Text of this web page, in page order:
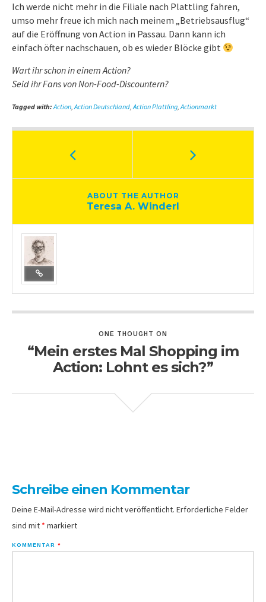
Ich werde nicht mehr in die Filiale nach Plattling fahren,
umso mehr freue ich mich nach meinem „Betriebsausflug“
auf die Eröffnung von Action in Passau. Dann kann ich
einfach öfter nachschauen, ob es wieder Blöcke gibt
Wart ihr schon in einem Action?
Seid ihr Fans von Non-Food-Discountern?
Tagged with: Action,Action Deutschland,Action Plattling,Actionmarkt
ABOUT THE AUTHOR
Teresa A. Winderl
ONE THOUGHT ON
“Mein erstes Mal Shopping im
Action: Lohnt es sich?”
Schreibe einen Kommentar
Deine E-Mail-Adresse wird nicht veröffentlicht. Erforderliche Felder
sind mit * markiert
KOMMENTAR *